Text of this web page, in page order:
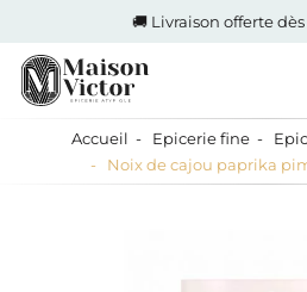
🚚 Livraison offerte
Accueil Epicerie fine
Noix de cajou paprika